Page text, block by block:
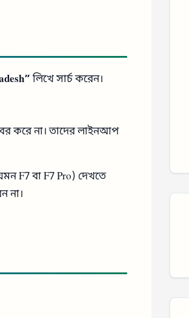
লিখে সার্চ করেন।
করে না। তাদের লাইনআপ
F7 বা F7 Pro) দেখতে
না।